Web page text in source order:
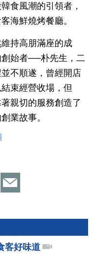
食風潮的引領者，
海鮮燒烤餐廳。
持高朋滿座的成
始者──朴先生，二
不順遂，曾經開店
束經營收場，但
親切的服務創造了
業故事。
客好味道